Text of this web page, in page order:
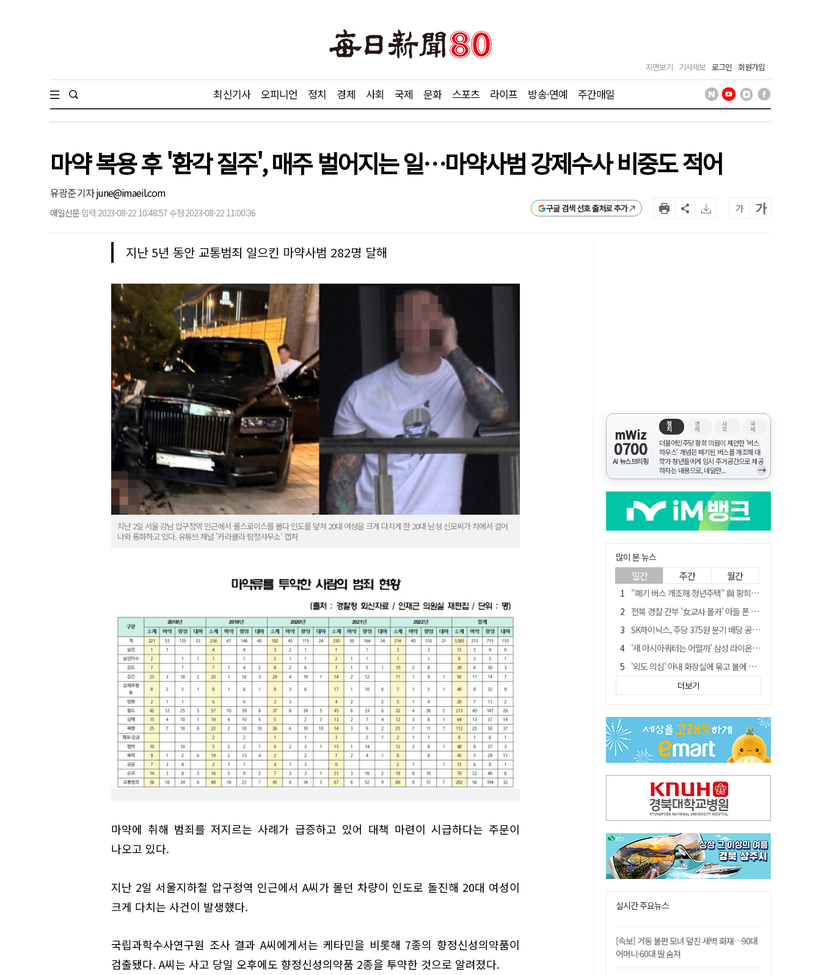
지면보기 기사제보 로그인 회원가입
최신기사 오피니언 정치 경제 사회 국제 문화 스포츠 라이프 방송·연예 주간매일
마약 복용 후 '환각 질주', 매주 벌어지는 일…마약사범 강제수사 비중도 적어
유광준 기자june@imaeil.com
매일신문 입력 2023-08-22 10:48:57 수정 2023-08-22 11:00:36 구글 검색 선호 출처로 추가 가 가
지난 5년 동안 교통범죄 일으킨 마약사범 282명 달해
지난 2일 서울 강남 압구정역 인근에서 롤스로이스를 몰다 인도를 덮쳐 20대 여성을 크게 다치게 한 20대 남성 신모씨가 차에서 걸어
나와 통화하고 있다. 유튜브 채널 '카라큘라 탐정사무소' 캡처
마약에 취해 범죄를 저지르는 사례가 급증하고 있어 대책 마련이 시급하다는 주문이
나오고 있다.
지난 2일 서울지하철 압구정역 인근에서 A씨가 몰던 차량이 인도로 돌진해 20대 여성이
크게 다치는 사건이 발생했다.
국립과학수사연구원 조사 결과 A씨에게서는 케타민을 비롯해 7종의 향정신성의약품이
검출됐다. A씨는 사고 당일 오후에도 향정신성의약품 2종을 투약한 것으로 알려졌다.
mWiz
0700
AI 뉴스브리핑
정
치
경
제
사
회
국
제
더불어민주당 황희 의원이 제안한 '버스
하우스' 개념은 폐기된 버스를 개조해 대
학가 청년들에게 임시 주거공간으로 제공
하자는 내용으로, 네덜란...
→
많이 본 뉴스
일간 주간 월간
"폐기 버스 개조해 청년주택" 與 황희…'딸 학비는 年 4200만원'
전북 경찰 간부 '女교사 몰카' 아들 폰 부수고…"처벌 못하는 사안" 내부망에 글
SK하이닉스, 주당 375원 분기 배당 공시…"3분기 중 주주환원 방안 확정"
'새 아시아쿼터는 어떨까' 삼성 라이온즈, 새 얼굴 투수 미야모리 영입
'외도 의심' 아내 화장실에 묶고 불에 달군 공구로 고문…남편 검거
박권현 청도군수, '햇빛 연금 사업' 공약 시동걸어
한국 축구, 심판 성접대 경기서 '무패'…당시 올림픽 감독은 홍명보 [영상]
김병삼 경북 영천시장, 이번엔 국회 공략…'마사회 본사 이전·광역교통망 확충' 요청
경찰, 9월 초부터 상피제 전격 실시…가족 사건 수사 못해
더보기
실시간 주요뉴스
[속보] 거동 불편 모녀 덮친 새벽 화재…90대
어머니·60대 딸 숨져